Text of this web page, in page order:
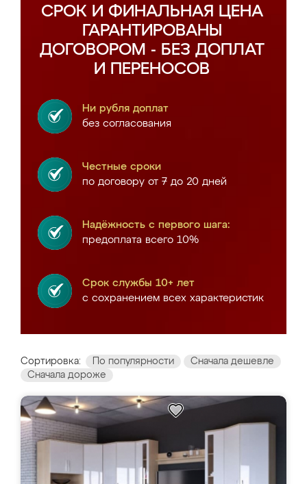
СРОК И ФИНАЛЬНАЯ ЦЕНА
ГАРАНТИРОВАНЫ
ДОГОВОРОМ - БЕЗ ДОПЛАТ
И ПЕРЕНОСОВ
Ни рубля доплат
без согласования
Честные сроки
по договору от 7 до 20 дней
Надёжность с первого шага:
предоплата всего 10%
Срок службы 10+ лет
с сохранением всех характеристик
Сортировка: По популярности
Сначала дешевле
Сначала дороже